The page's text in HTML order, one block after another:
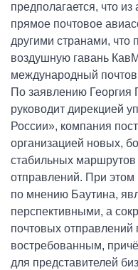
предполагается, что
прямое почтовое
другими странами, что
воздушную гавань
международный
По заявлению Георгия
руководит дирекцией
России», компания
организацией новых,
стабильных маршрутов
отправлений. При этом
по мнению Баутина,
перспективными, а
почтовых отправлений
востребованным,
для представителей